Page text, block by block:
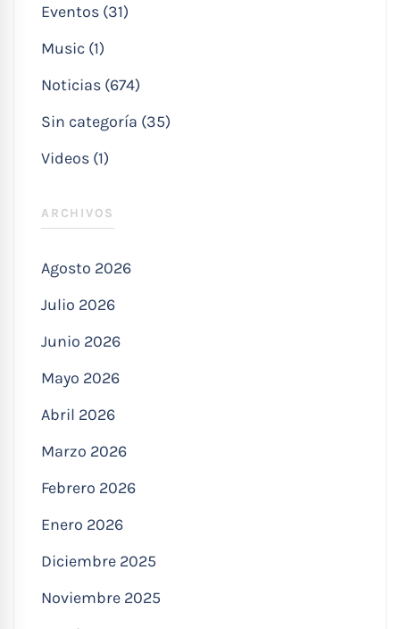
Eventos (31)
Music (1)
Noticias (674)
Sin categoría (35)
Videos (1)
ARCHIVOS
Agosto 2026
Julio 2026
Junio 2026
Mayo 2026
Abril 2026
Marzo 2026
Febrero 2026
Enero 2026
Diciembre 2025
Noviembre 2025